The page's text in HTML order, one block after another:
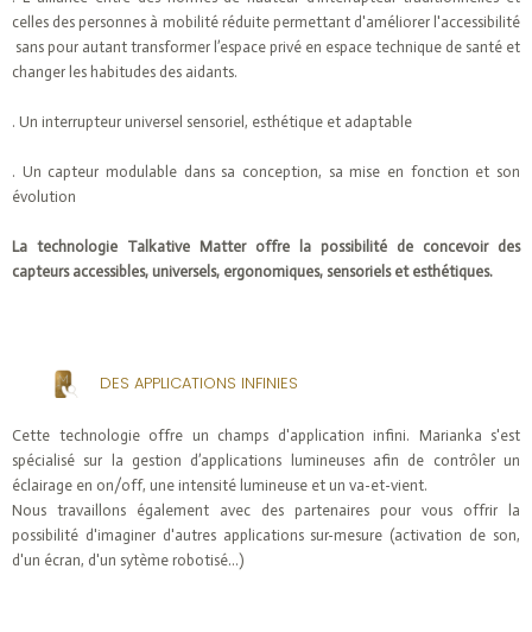
celles des personnes à mobilité réduite permettant d'améliorer l'accessibilité
sans pour autant transformer l’espace privé en espace technique de santé et
changer les habitudes des aidants.
. Un interrupteur universel sensoriel, esthétique et adaptable
. Un capteur modulable dans sa conception, sa mise en fonction et son
évolution
La technologie Talkative Matter offre la possibilité de concevoir des
capteurs accessibles, universels, ergonomiques, sensoriels et esthétiques.
DES APPLICATIONS INFINIES
Cette technologie offre un champs d'application infini. Marianka s'est
spécialisé sur la gestion d’applications lumineuses afin de contrôler un
éclairage en on/off, une intensité lumineuse et un va-et-vient.
Nous travaillons également avec des partenaires pour vous offrir la
possibilité d'imaginer d'autres applications sur-mesure (activation de son,
d'un écran, d'un sytème robotisé...)